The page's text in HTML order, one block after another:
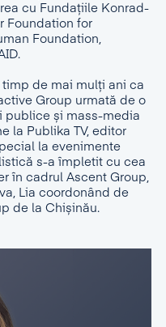
cu Fundațiile Konrad-
Foundation for
Foundation,
de mai mulți ani ca
Group urmată de o
publice și mass-media
la Publika TV, editor
la evenimente
s-a împletit cu cea
în cadrul Ascent Group,
Lia coordonând de
de la Chișinău.